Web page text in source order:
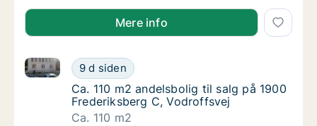
Mere info
Ca. 110 m2 andelsbolig til salg på 1900
9 d siden
Ca. 110 m2 andelsbolig til salg på 1900
Ca. 110 m2 andelsbolig til salg på 1900
Ca. 110 m2 andelsbolig til salg på 1900
Frederiksberg C, Vodroffsvej
Ca. 110 m2